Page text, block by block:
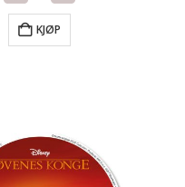
KJØP